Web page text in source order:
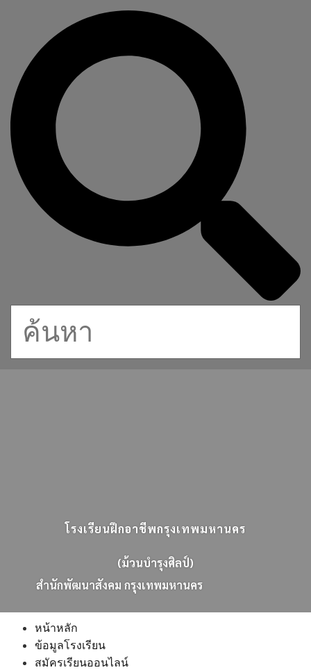
โรงเรียนฝึกอาชีพกรุงเทพมหานคร
(ม้วนบำรุงศิลป์)
สนกพฒนาสงคม กรงเทพมหานคร
หน้าหลัก
ข้อมูลโรงเรียน
สมัครเรียนออนไลน์